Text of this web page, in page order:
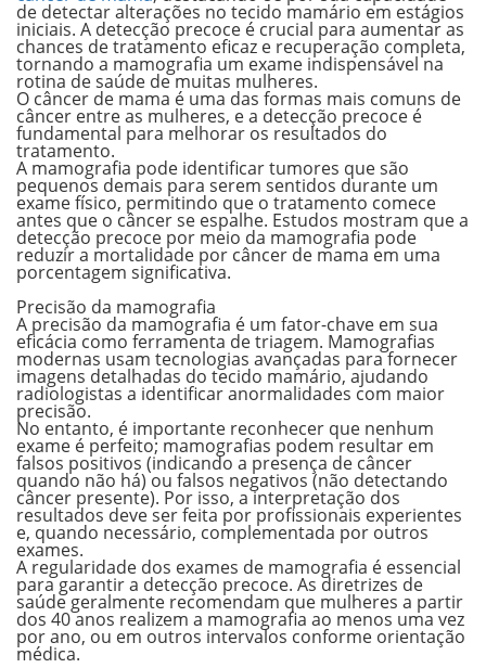
de detectar alterações no tecido mamário em estágios
iniciais. A detecção precoce é crucial para aumentar as
chances de tratamento eficaz e recuperação completa,
tornando a mamografia um exame indispensável na
rotina de saúde de muitas mulheres.
O câncer de mama é uma das formas mais comuns de
câncer entre as mulheres, e a detecção precoce é
fundamental para melhorar os resultados do
tratamento.
A mamografia pode identificar tumores que são
pequenos demais para serem sentidos durante um
exame físico, permitindo que o tratamento comece
antes que o câncer se espalhe. Estudos mostram que a
detecção precoce por meio da mamografia pode
reduzir a mortalidade por câncer de mama em uma
porcentagem significativa.
.
Precisão da mamografia
A precisão da mamografia é um fator-chave em sua
eficácia como ferramenta de triagem. Mamografias
modernas usam tecnologias avançadas para fornecer
imagens detalhadas do tecido mamário, ajudando
radiologistas a identificar anormalidades com maior
precisão.
No entanto, é importante reconhecer que nenhum
exame é perfeito; mamografias podem resultar em
falsos positivos (indicando a presença de câncer
quando não há) ou falsos negativos (não detectando
câncer presente). Por isso, a interpretação dos
resultados deve ser feita por profissionais experientes
e, quando necessário, complementada por outros
exames.
A regularidade dos exames de mamografia é essencial
para garantir a detecção precoce. As diretrizes de
saúde geralmente recomendam que mulheres a partir
dos 40 anos realizem a mamografia ao menos uma vez
por ano, ou em outros intervalos conforme orientação
médica.